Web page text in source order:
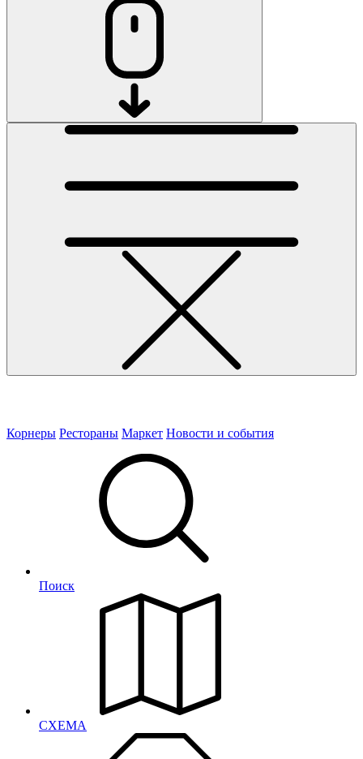
Корнеры Рестораны Маркет Новости и события
Поиск
СХЕМА